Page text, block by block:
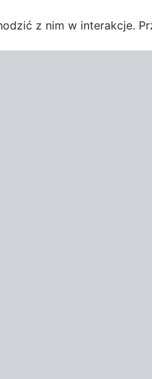
z nim w interakcje.